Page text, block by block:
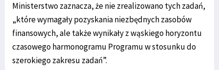
Ministerstwo zaznacza, że nie zrealizowano tych zadań,
„które wymagały pozyskania niezbędnych zasobów
finansowych, ale także wynikały z wąskiego horyzontu
czasowego harmonogramu Programu w stosunku do
szerokiego zakresu zadań”.